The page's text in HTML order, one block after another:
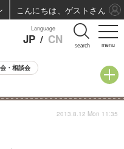
menu
Language
JP / CN search
・相談会
2013.8.12 Mon 11:35
こんにちは、ゲストさん